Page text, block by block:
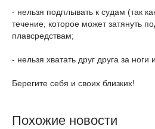
- нельзя подплывать к судам (так
течение, которое может затянуть
плавсредствам;
- нельзя хватать друг друга за ноги
Берегите себя и своих близких!
Похожие новости